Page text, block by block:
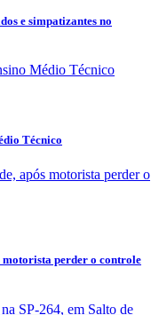
e simpatizantes no
Técnico
motorista perder o controle